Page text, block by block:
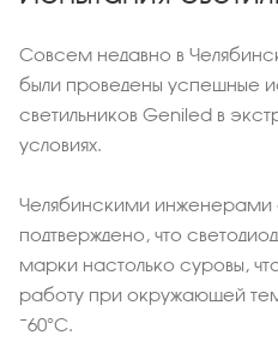
Совсем недавно в
были проведены успешные
светильников Geniled в
условиях.
Челябинскими
подтверждено, что
марки настолько суровы,
работу при окружающей
−60°С.